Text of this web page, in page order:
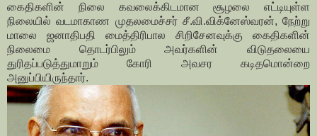
கைதிகளின் நிலை கவலைக்கிடமான சூழலை எட்டியுள்ள
நிலையில் வடமாகாண முதலமைச்சர் சீ.வி.விக்னேஸ்வரன், நேற்று
மாலை ஜனாதிபதி மைத்திரிபால சிறிசேனவுக்கு கைதிகளின்
நிலைமை தொடர்பிலும் அவர்களின் விடுதலையை
துரிதப்படுத்துமாறும் கோரி அவசர கடிதமொன்றை
அனுப்பியிருந்தார்.